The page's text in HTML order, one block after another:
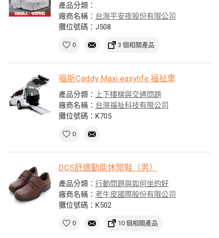
產品分類：
廠商名稱： 台灣平安夜股份有限公司
攤位號碼：J508
0 3 個相關產品
福斯Caddy Maxi easylife 福祉車
產品分類：
上下樓梯與交通問題
廠商名稱： 台灣福祉科技有限公司
攤位號碼：K705
0
DCS舒適動能休閒鞋（男）
產品分類： 行動問題與如何坐的好
廠商名稱： 老牛皮國際股份有限公司
攤位號碼：K502
0 10 個相關產品